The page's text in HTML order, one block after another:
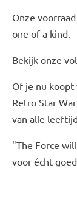
Onze
one of a kind.
Bekijk onze
Of je nu koopt
Retro Star
van alle
"The Force
voor écht